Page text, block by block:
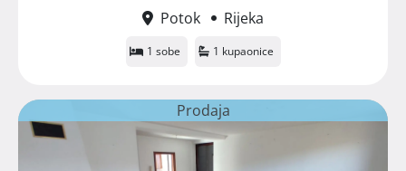
Potok
Rijeka
1 sobe 1 kupaonice
Prodaja